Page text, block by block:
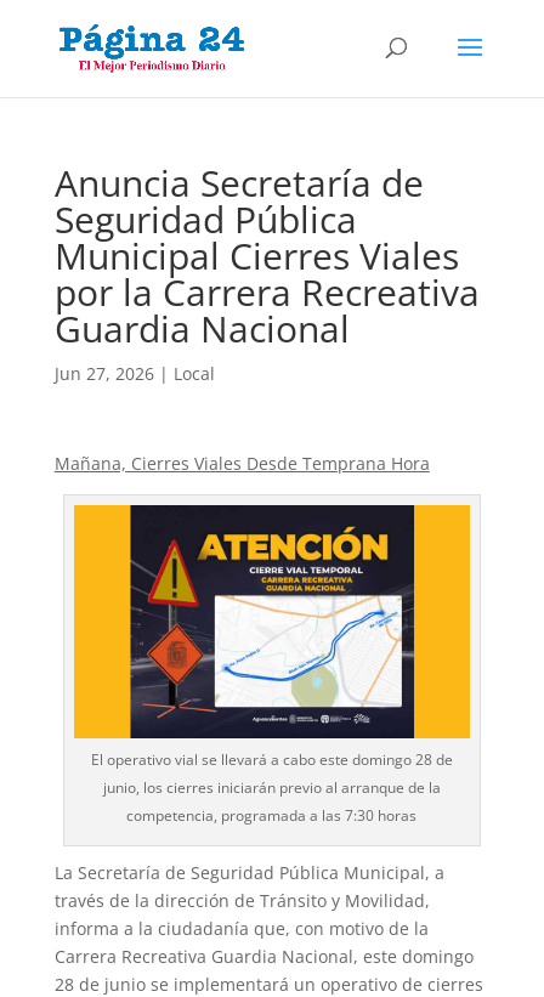
Anuncia Secretaría de
Seguridad Pública
Municipal Cierres Viales
por la Carrera Recreativa
Guardia Nacional
Jun 27, 2026| Local
Mañana, Cierres Viales Desde Temprana Hora
El operativo vial se llevará a cabo este domingo 28 de
junio, los cierres iniciarán previo al arranque de la
competencia, programada a las 7:30 horas
La Secretaría de Seguridad Pública Municipal, a
través de la dirección de Tránsito y Movilidad,
informa a la ciudadanía que, con motivo de la
Carrera Recreativa Guardia Nacional, este domingo
28 de junio se implementará un operativo de cierres